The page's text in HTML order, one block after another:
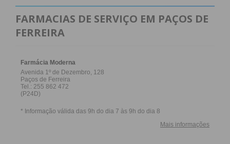
FARMACIAS DE SERVIÇO EM PAÇOS DE
FERREIRA